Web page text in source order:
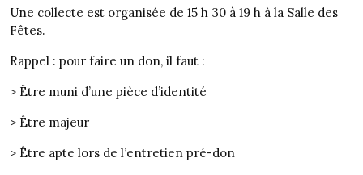
Une collecte est organisée de 15 h 30 à 19 h à la Salle des
Fêtes.
Rappel : pour faire un don, il faut :
> Être muni d’une pièce d’identité
> Être majeur
> Être apte lors de l’entretien pré-don